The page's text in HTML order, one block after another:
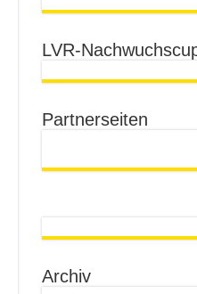
LVR-
Partnerseiten
Archiv